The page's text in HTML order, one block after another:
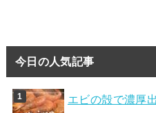
今日の人気記事
エビの殻で濃厚